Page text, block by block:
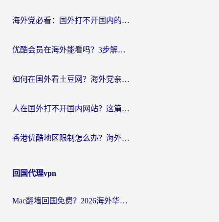
海外党必看：国外打不开国内的app怎么办？3步解决你的乡愁
优酷会员在海外能看吗？3步解决海外追剧难题，附实测好用加速器推荐
如何在国外看土豆网？海外党亲测有效的追剧加速器选择指南
人在国外打不开国内网站？这篇攻略帮你无缝解锁国内资源（附交管12123使用技巧）
香港优酷地区限制怎么办？海外党亲测有效的追剧解决方案
回国代理vpn
Mac翻墙回国免费？2026海外华人亲测：从CCTV5直播到国内APP，这样选加速器才靠谱